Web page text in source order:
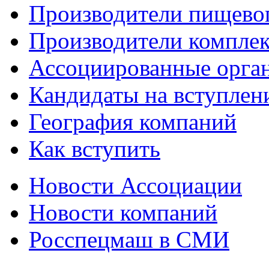
Производители
Производители
Ассоциированные
Кандидаты на
География компаний
Как вступить
Новости Ассоциации
Новости компаний
Росспецмаш в СМИ